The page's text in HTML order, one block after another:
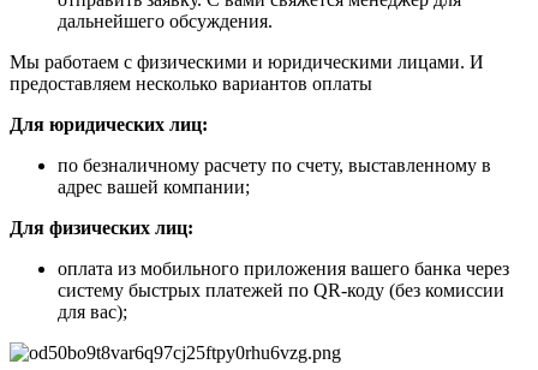
дальнейшего обсуждения.
Мы работаем с физическими и юридическими лицами. И
предоставляем несколько вариантов оплаты
Для юридических лиц:
по безналичному расчету по счету, выставленному в
адрес вашей компании;
Для физических лиц:
оплата из мобильного приложения вашего банка через
систему быстрых платежей по QR-коду (без комиссии
для вас);